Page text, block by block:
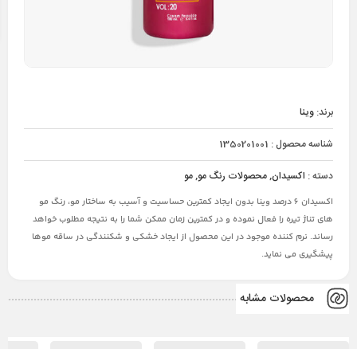
برند: وینا
شناسه محصول : 1350201001
دسته : اکسیدان,محصولات رنگ مو,مو
اکسیدان 6 درصد وینا بدون ایجاد کمترین حساسیت و آسیب به ساختار مو، رنگ مو
های تناژ تیره را فعال نموده و در کمترین زمان ممکن شما را به نتیجه مطلوب خواهد
رساند. نرم کننده موجود در این محصول از ایجاد خشکی و شکنندگی در ساقه موها
پیشگیری می نماید.
محصولات مشابه